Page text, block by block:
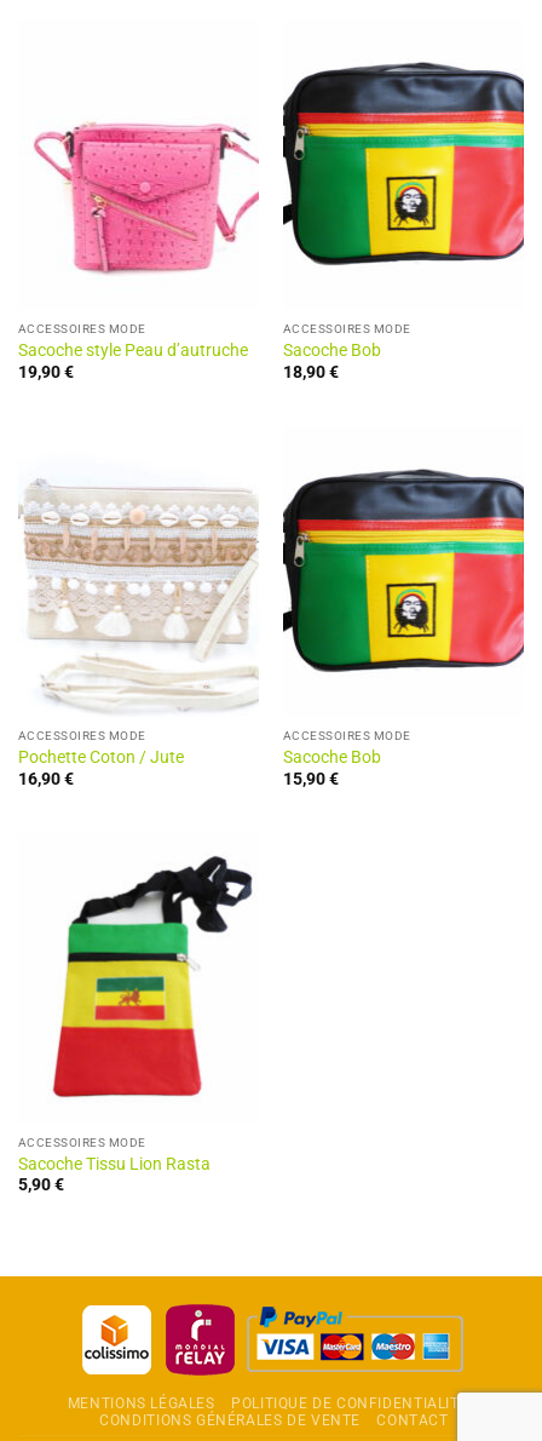
ACCESSOIRES MODE
Sacoche style Peau d’autruche
19,90€
ACCESSOIRES MODE
Sacoche Bob
18,90€
ACCESSOIRES MODE
Pochette Coton / Jute
16,90€
ACCESSOIRES MODE
Sacoche Bob
15,90€
ACCESSOIRES MODE
Sacoche Tissu Lion Rasta
5,90€
MENTIONS LÉGALES
POLITIQUE DE CONFIDENTIALITÉ
CONDITIONS GÉNÉRALES DE VENTE
CONTACT